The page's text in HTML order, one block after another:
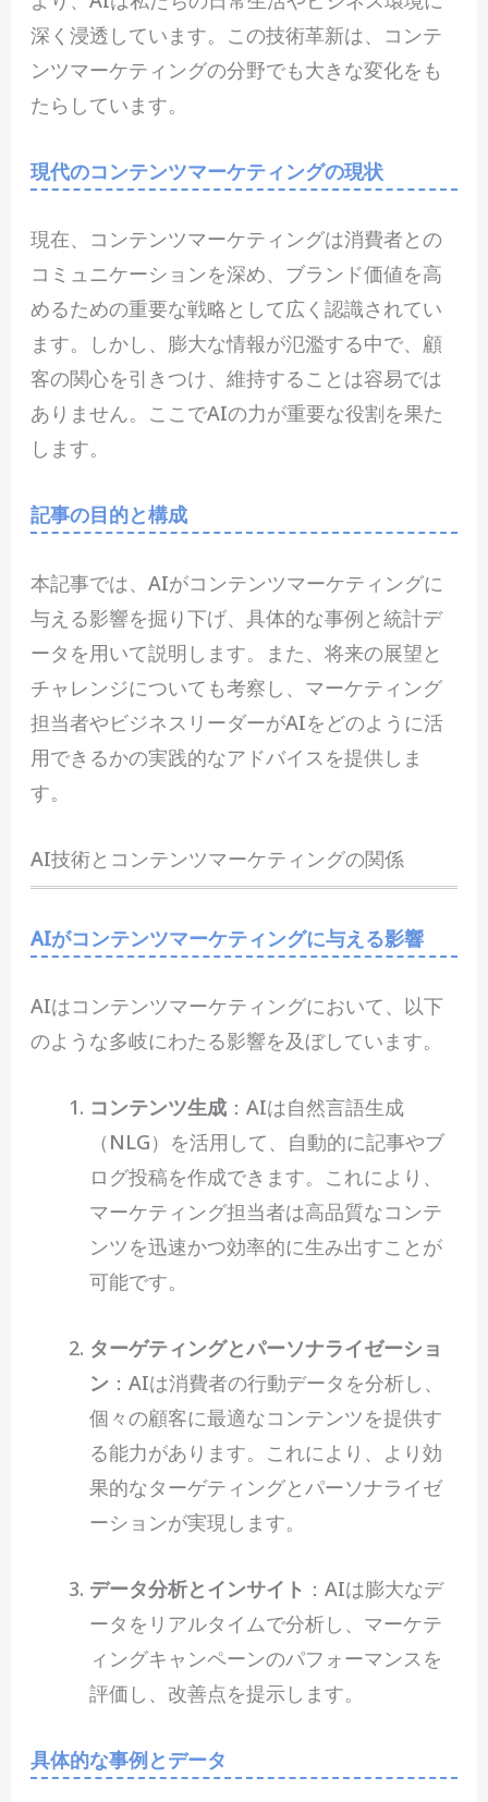
深く浸透しています。この技術革新は、コンテ
ンツマーケティングの分野でも大きな変化をも
たらしています。
現代のコンテンツマーケティングの現状
現在、コンテンツマーケティングは消費者との
コミュニケーションを深め、ブランド価値を高
めるための重要な戦略として広く認識されてい
ます。しかし、膨大な情報が氾濫する中で、顧
客の関心を引きつけ、維持することは容易では
ありません。ここでAIの力が重要な役割を果た
します。
記事の目的と構成
本記事では、AIがコンテンツマーケティングに
与える影響を掘り下げ、具体的な事例と統計デ
ータを用いて説明します。また、将来の展望と
チャレンジについても考察し、マーケティング
担当者やビジネスリーダーがAIをどのように活
用できるかの実践的なアドバイスを提供しま
す。
AI技術とコンテンツマーケティングの関係
AIがコンテンツマーケティングに与える影響
AIはコンテンツマーケティングにおいて、以下
のような多岐にわたる影響を及ぼしています。
コンテンツ生成：AIは自然言語生成
（NLG）を活用して、自動的に記事やブ
ログ投稿を作成できます。これにより、
マーケティング担当者は高品質なコンテ
ンツを迅速かつ効率的に生み出すことが
可能です。
ターゲティングとパーソナライゼーショ
ン ：AIは消費者の行動データを分析し、
個々の顧客に最適なコンテンツを提供す
る能力があります。これにより、より効
果的なターゲティングとパーソナライゼ
ーションが実現します。
データ分析とインサイト ：AIは膨大なデ
ータをリアルタイムで分析し、マーケテ
ィングキャンペーンのパフォーマンスを
評価し、改善点を提示します。
具体的な事例とデータ